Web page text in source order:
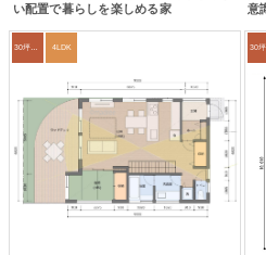
い配置で暮らしを楽しめる家
意
4LDK